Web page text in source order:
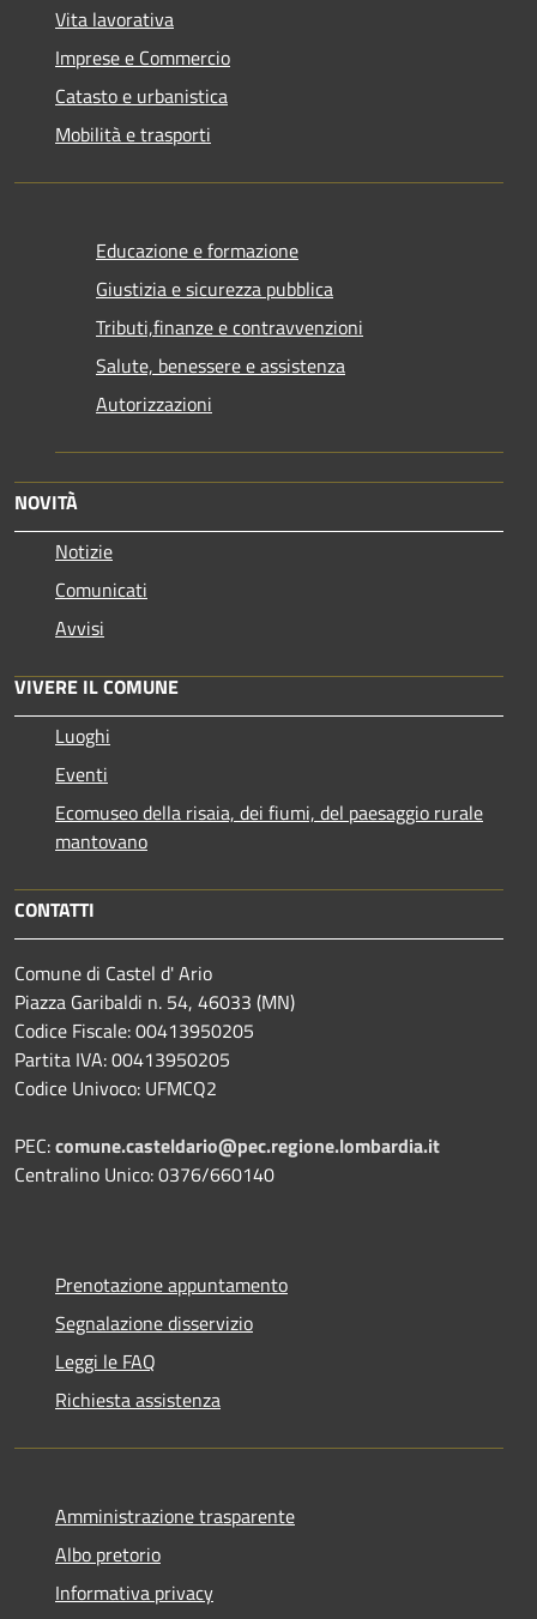
Vita lavorativa
Imprese e Commercio
Catasto e urbanistica
Mobilità e trasporti
Educazione e formazione
Giustizia e sicurezza pubblica
Tributi,finanze e contravvenzioni
Salute, benessere e assistenza
Autorizzazioni
NOVITÀ
Notizie
Comunicati
Avvisi
VIVERE IL COMUNE
Luoghi
Eventi
Ecomuseo della risaia, dei fiumi, del paesaggio rurale
mantovano
CONTATTI
Comune di Castel d' Ario
Piazza Garibaldi n. 54, 46033 (MN)
Codice Fiscale: 00413950205
Partita IVA: 00413950205
Codice Univoco: UFMCQ2
PEC:comune.casteldario@pec.regione.lombardia.it
Centralino Unico: 0376/660140
Prenotazione appuntamento
Segnalazione disservizio
Leggi le FAQ
Richiesta assistenza
Amministrazione trasparente
Albo pretorio
Informativa privacy